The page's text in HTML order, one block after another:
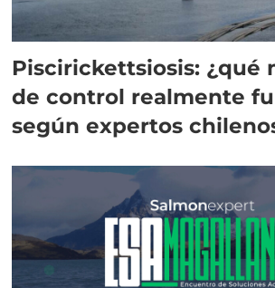
Piscirickettsiosis: ¿qué
de control realmente
según expertos